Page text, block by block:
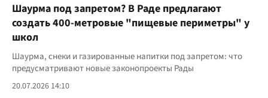
Шаурма под запретом? В Раде предлагают
создать 400-метровые "пищевые периметры" у
школ
Шаурма, снеки и газированные напитки под запретом: что
предусматривают новые законопроекты Рады
20.07.2026 14:10